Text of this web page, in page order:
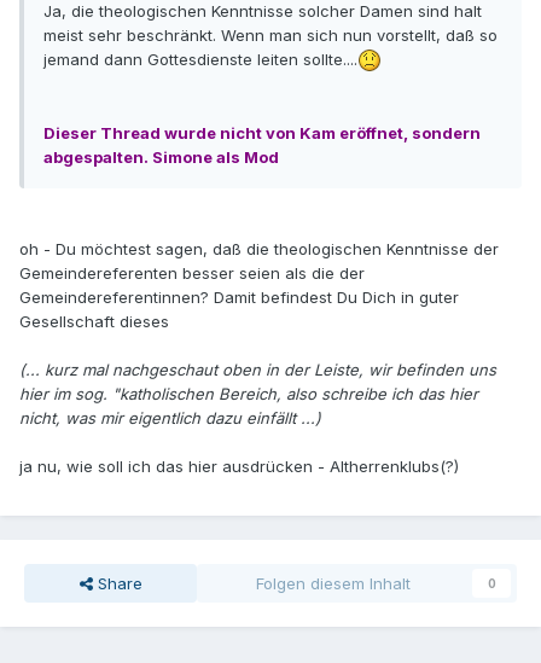
Ja, die theologischen Kenntnisse solcher Damen sind halt
meist sehr beschränkt. Wenn man sich nun vorstellt, daß so
jemand dann Gottesdienste leiten sollte....
Dieser Thread wurde nicht von Kam eröffnet, sondern
abgespalten. Simone als Mod
oh - Du möchtest sagen, daß die theologischen Kenntnisse der
Gemeindereferenten besser seien als die der
Gemeindereferentinnen? Damit befindest Du Dich in guter
Gesellschaft dieses
(... kurz mal nachgeschaut oben in der Leiste, wir befinden uns
hier im sog. "katholischen Bereich, also schreibe ich das hier
nicht, was mir eigentlich dazu einfällt ...)
ja nu, wie soll ich das hier ausdrücken - Altherrenklubs(?)
Share Folgen diesem Inhalt 0